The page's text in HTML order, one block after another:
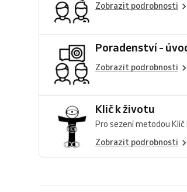
Zobrazit podrobnosti
Poradenství -
Zobrazit podrobnosti
Klíč k životu
Pro sezení metodou
Zobrazit podrobnosti